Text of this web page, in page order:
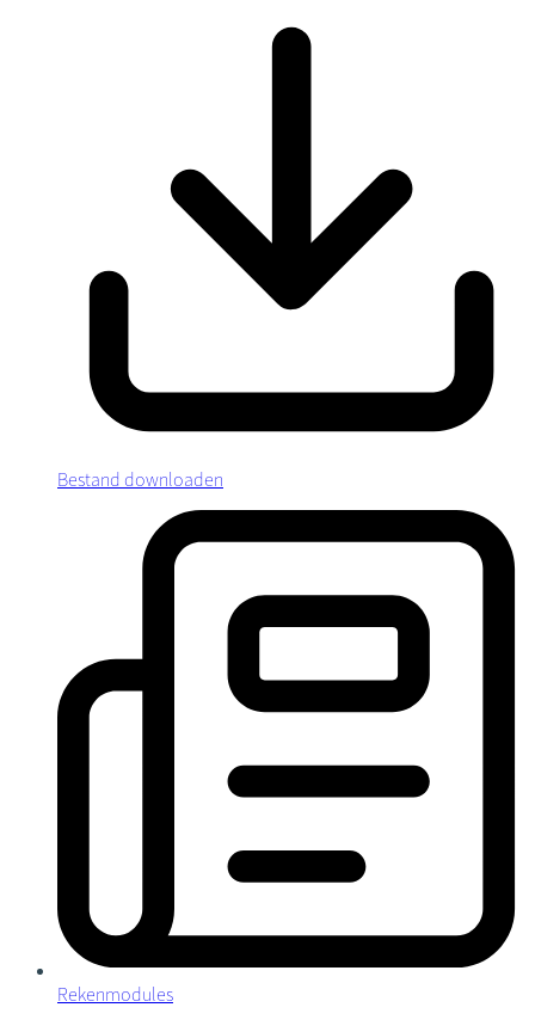
Bestand downloaden
Rekenmodules